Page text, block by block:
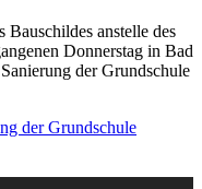
anstelle des
Donnerstag in Bad
der Grundschule
der Grundschule